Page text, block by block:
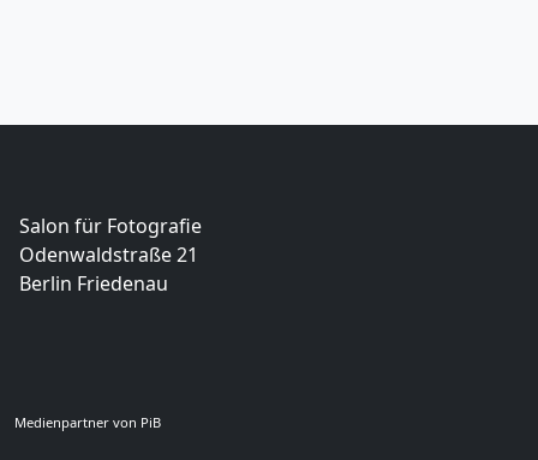
Salon für Fotografie
Odenwaldstraße 21
Berlin Friedenau
Medienpartner von PiB